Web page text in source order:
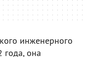
инженерного
года, она